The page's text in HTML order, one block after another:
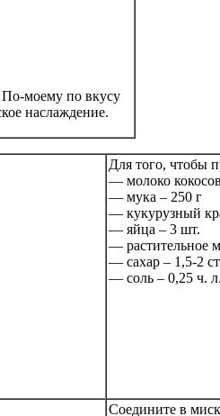
моему по вкусу
наслаждение.
Для того, чтобы
— молоко
— мука – 250 г
— кукурузный
— яйца – 3 шт.
— растительное
— сахар – 1,5-2
— соль – 0,25 ч. л.
Соедините в